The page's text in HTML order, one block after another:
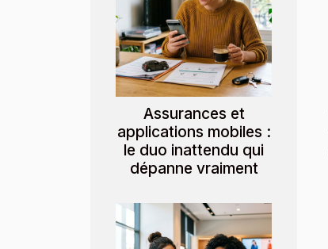
Assurances et
applications mobiles :
le duo inattendu qui
dépanne vraiment